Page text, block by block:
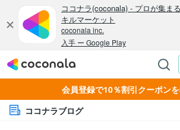
会員登録で10％割引クーポンを
ココナラブログ